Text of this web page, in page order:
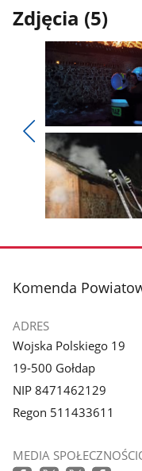
Zdjęcia (5)
Pokaż
poprzednie
zdjęcia
Pokaż
zdjęcie
z
galerii.
zdjęcie
galerii.
stopka
Komenda
ADRES
Wojska Polskiego 19
19-500 Gołdap
NIP 8471462129
Regon 511433611
MEDIA